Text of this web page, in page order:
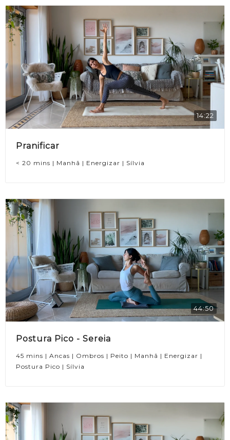
14:22
Pranificar
< 20 mins | Manhã | Energizar | Sílvia
44:50
Postura Pico - Sereia
45 mins | Ancas | Ombros | Peito | Manhã | Energizar |
Postura Pico | Sílvia